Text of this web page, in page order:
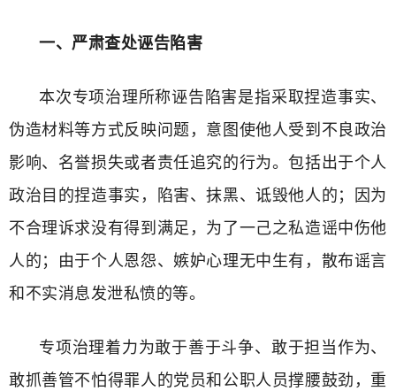
一、严肃查处诬告陷害
本次专项治理所称诬告陷害是指采取捏造事实、
伪造材料等方式反映问题，意图使他人受到不良政治
影响、名誉损失或者责任追究的行为。包括出于个人
政治目的捏造事实，陷害、抹黑、诋毁他人的；因为
不合理诉求没有得到满足，为了一己之私造谣中伤他
人的；由于个人恩怨、嫉妒心理无中生有，散布谣言
和不实消息发泄私愤的等。
专项治理着力为敢于善于斗争、敢于担当作为、
敢抓善管不怕得罪人的党员和公职人员撑腰鼓劲，重